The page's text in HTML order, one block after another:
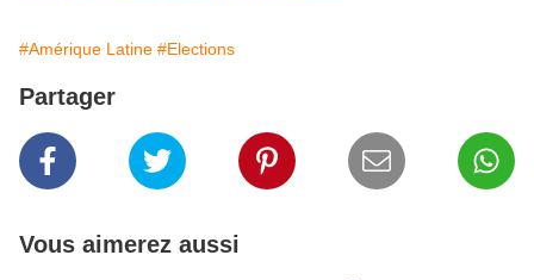
#Amérique Latine #Elections
Partager
Vous aimerez aussi